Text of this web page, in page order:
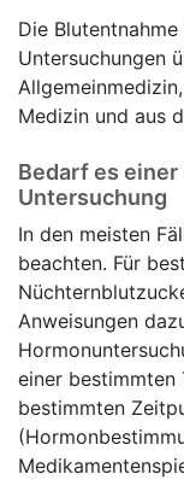
Die
Untersuchungen
Medizin und aus
Bedarf es
Untersuchung
In den meisten
beachten. Für
Anweisungen
einer bestimmten
bestimmten